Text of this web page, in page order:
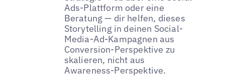
Ads-Plattform oder eine
Beratung — dir helfen, dieses
Storytelling in deinen Social-
Media-Ad-Kampagnen aus
Conversion-Perspektive zu
skalieren, nicht aus
Awareness-Perspektive.